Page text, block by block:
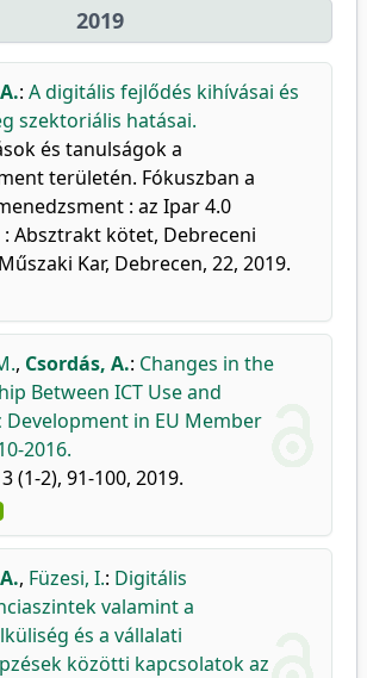
2019
: A digitális fejlődés kihívásai és
szektoriális hatásai.
és tanulságok a
területén. Fókuszban a
: az Ipar 4.0
Absztrakt kötet, Debreceni
Kar, Debrecen, 22, 2019.
, Csordás, A.: Changes in the
Between ICT Use and
Development in EU Member
2016.
(1-2), 91-100, 2019.
, Füzesi, I.: Digitális
valamint a
és a vállalati
közötti kapcsolatok az